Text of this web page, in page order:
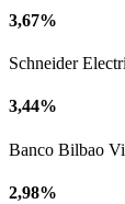
3,67%
Schneider
3,44%
Banco Bilbao
2,98%